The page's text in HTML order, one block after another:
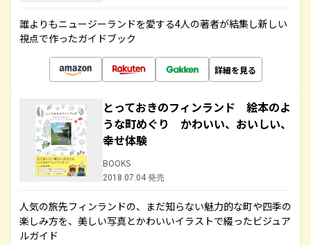
誰よりもニュージーランドを愛する4人の著者が結集し新しい
視点で作ったガイドブック
詳細を見る
とっておきのフィンランド 絵本のよ
うな町めぐり かわいい、おいしい、
幸せ体験
BOOKS
2018.07.04 発売
人気の旅先フィンランドの、まだ知らない魅力的な町や四季の
楽しみ方を、美しい写真とかわいいイラストで綴ったビジュア
ルガイド